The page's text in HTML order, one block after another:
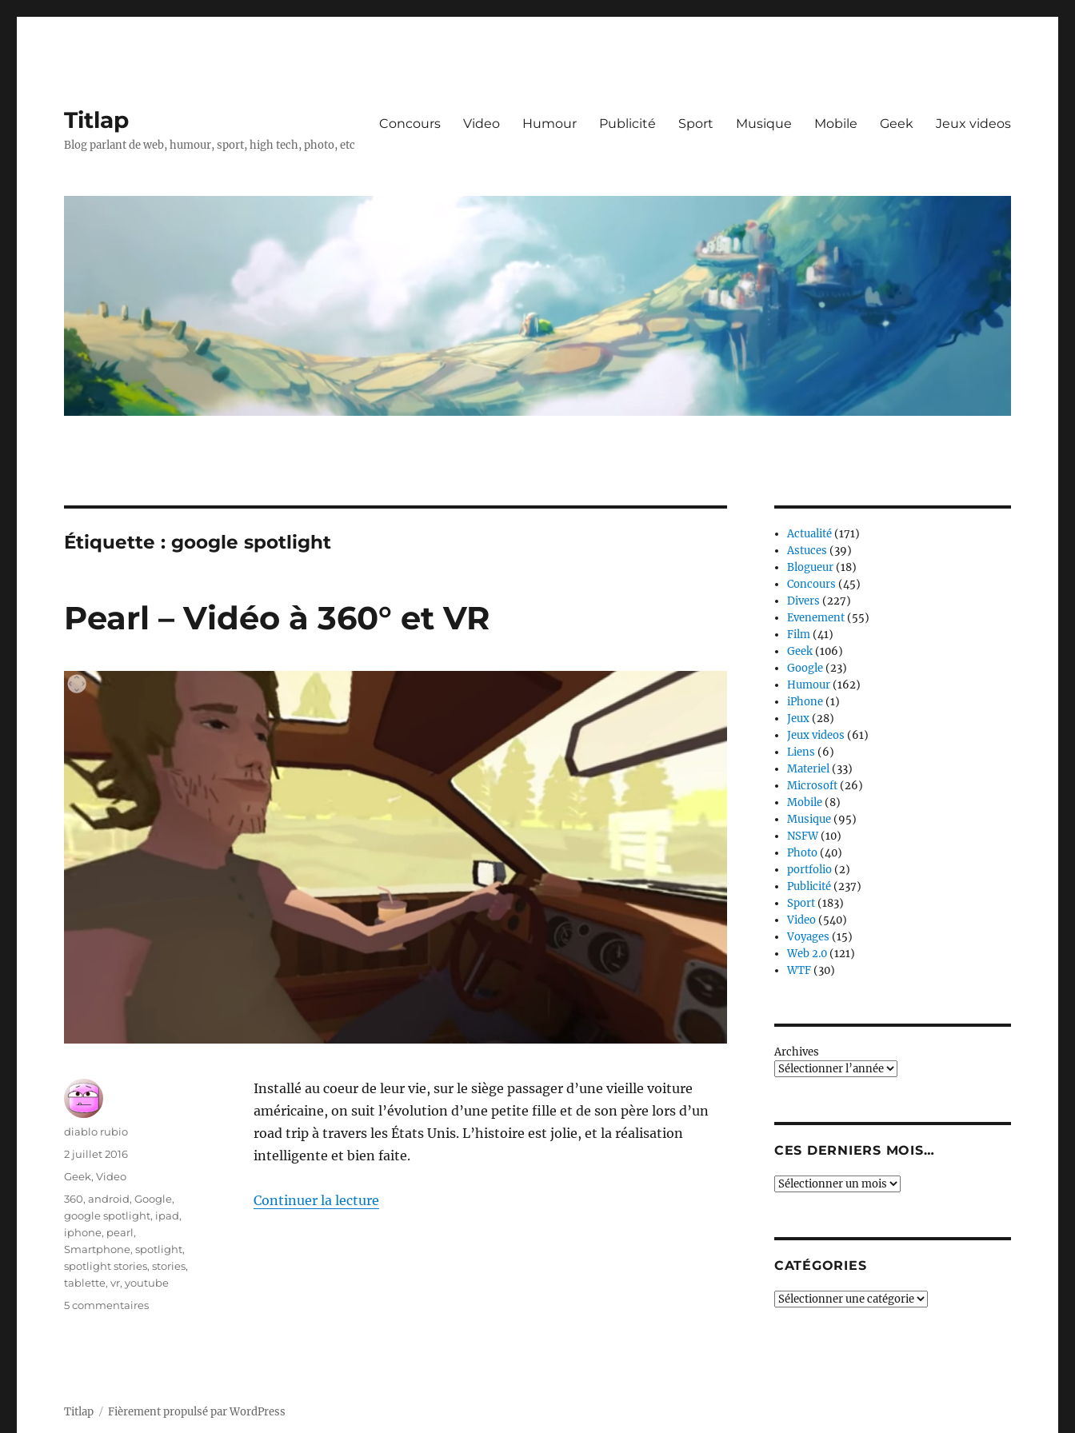
Titlap
Blog parlant de web, humour, sport, high tech, photo, etc
Concours Video Humour Publicité Sport Musique Mobile Geek Jeux videos
Étiquette :google spotlight
Pearl – Vidéo à 360° et VR
Installé au coeur de leur vie, sur le siège passager d’une vieille voiture
américaine, on suit l’évolution d’une petite fille et de son père lors d’un
road trip à travers les États Unis. L’histoire est jolie, et la réalisation
intelligente et bien faite.
Continuer la lecturede « Pearl – Vidéo à 360° et VR »
Auteur
diablo rubio
Publié
le
2 juillet 2016
Catégories
Geek,Video
Étiquettes
360,android,Google,
google spotlight, ipad,
iphone, pearl,
Smartphone,spotlight,
spotlight stories,stories,
tablette,vr,youtube
5 commentairessur
et
Actualité (171)
Astuces (39)
Blogueur (18)
Concours (45)
Divers (227)
Evenement (55)
Film (41)
Geek (106)
Google (23)
Humour (162)
iPhone (1)
Jeux (28)
Jeux videos (61)
Liens (6)
Materiel (33)
Microsoft (26)
Mobile (8)
Musique (95)
NSFW(10)
Photo (40)
portfolio (2)
Publicité (237)
Sport (183)
Video (540)
Voyages (15)
Web 2.0 (121)
WTF (30)
Archives
CES DERNIERS MOIS…
Ces
CATÉGORIES
Catégories
Titlap Fièrement propulsé par WordPress